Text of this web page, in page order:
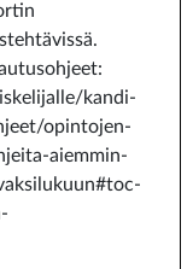
kandi-
opintojen-
aiemmin-